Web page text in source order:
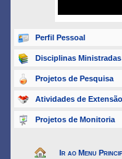
Perfil Pessoal
Disciplinas Ministradas
Projetos de Pesquisa
Atividades de Extensão
Projetos de Monitoria
Ir ao Menu